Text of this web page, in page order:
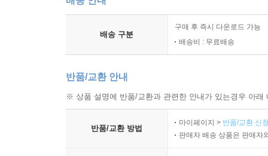
배송 구분
구매 후 즉시 다운로드 가능
배송비 : 무료배송
반품/교환 안내
※ 상품 설명에 반품/교환과 관련한 안내가 있는경우 아
반품/교환 방법
마이페이지 > 반품/교환 신
판매자 배송 상품은 판매자